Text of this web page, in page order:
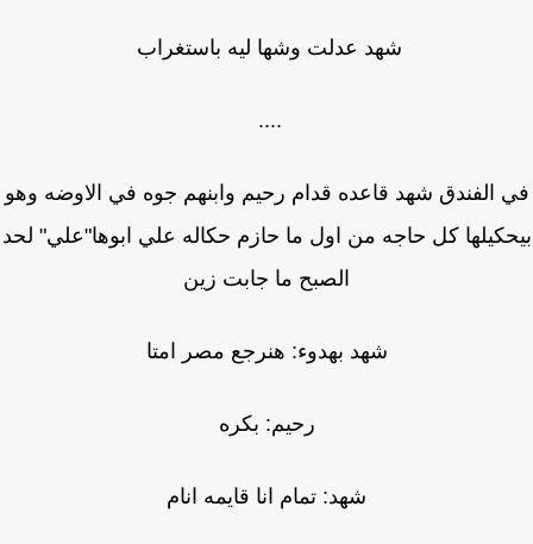
شهد عدلت وشها ليه باستغراب
....
الفندق شهد قاعده قدام رحيم وابنهم جوه في الاوضه وهو
كل حاجه من اول ما حازم حكاله علي ابوها"علي" لحد
الصبح ما جابت زين
شهد بهدوء: هنرجع مصر امتا
رحيم: بكره
شهد: تمام انا قايمه انام